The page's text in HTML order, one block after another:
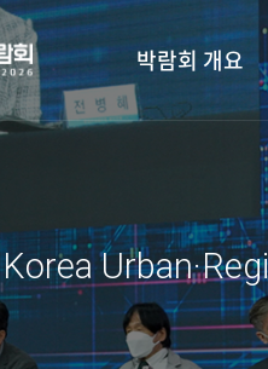
박람회 개요
Korea